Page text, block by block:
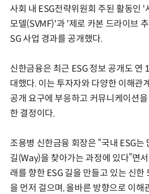
사회 내 ESG전략위원회 주된 활동인 '
모델(SVMF)'과 '제로 카본 드라이브
SG 사업 경과를 공개했다.
신한금융은 최근 ESG 정보 공개도 연
대했다. 이는 투자자와 다양한 이해관
공개 요구에 부응하고 커뮤니케이션
한 결정이다.
조용병 신한금융 회장은 “국내 ESG는
길(Way)을 찾아가는 과정에 있다”면
래를 향한 ESG 길을 만들고 있는 신한
을 먼저 걸으며, 올바른 방향으로 이해